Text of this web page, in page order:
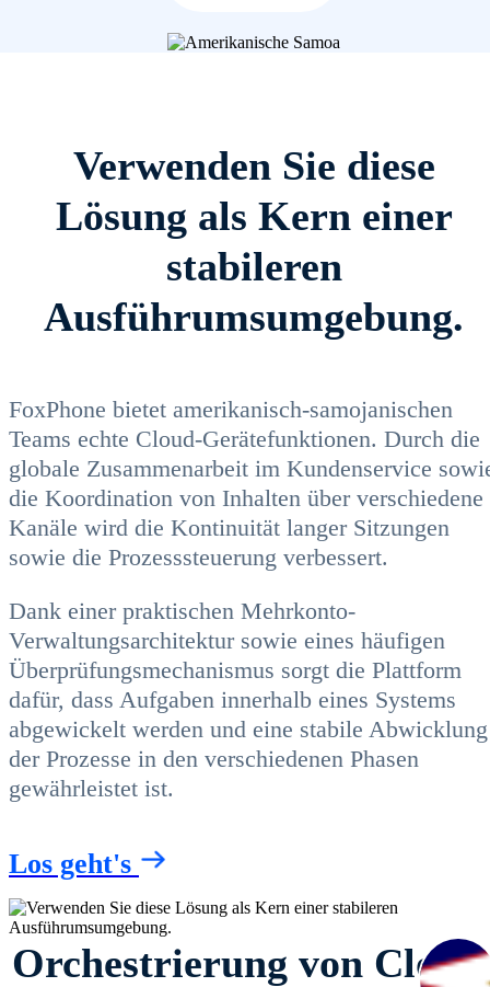
Verwenden Sie diese
Lösung als Kern einer
stabileren
Ausführumsumgebung.
FoxPhone bietet amerikanisch-samojanischen
Teams echte Cloud-Gerätefunktionen. Durch die
globale Zusammenarbeit im Kundenservice
die Koordination von Inhalten über verschiedene
Kanäle wird die Kontinuität langer Sitzungen
sowie die Prozesssteuerung verbessert.
Dank einer praktischen Mehrkonto-
Verwaltungsarchitektur sowie eines häufigen
Überprüfungsmechanismus sorgt die Plattform
dafür, dass Aufgaben innerhalb eines Systems
abgewickelt werden und eine stabile Abwicklung
der Prozesse in den verschiedenen Phasen
gewährleistet ist.
Los geht's
Orchestrierung von